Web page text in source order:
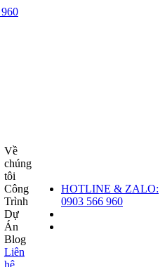
Về
chúng
tôi
Công
Trình
Dự
Án
Blog
Liên
hệ
HOTLINE & ZALO:
0903 566 960